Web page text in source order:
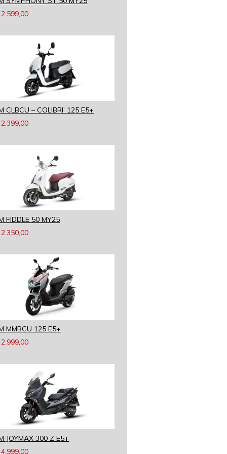
2.599,00
CLBCU – COLIBRI’ 125 E5+
2.399,00
FIDDLE 50 MY25
2.350,00
MMBCU 125 E5+
2.999,00
JOYMAX 300 Z E5+
4.999,00